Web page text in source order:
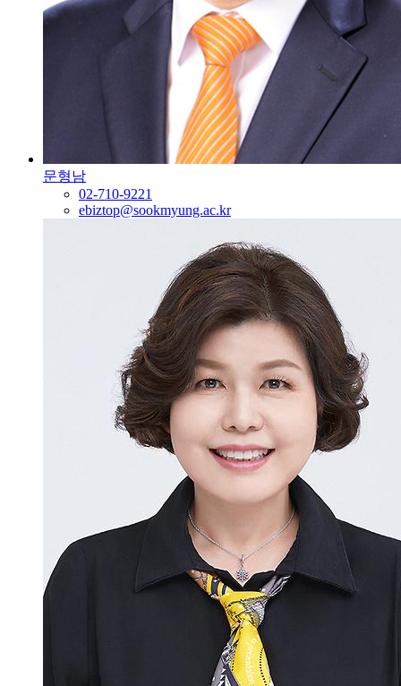
문형남
02-710-9221
ebiztop@sookmyung.ac.kr